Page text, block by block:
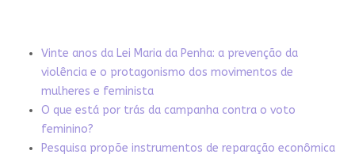
Vinte anos da Lei Maria da Penha: a prevenção da
violência e o protagonismo dos movimentos de
mulheres e feminista
O que está por trás da campanha contra o voto
feminino?
Pesquisa propõe instrumentos de reparação econômica